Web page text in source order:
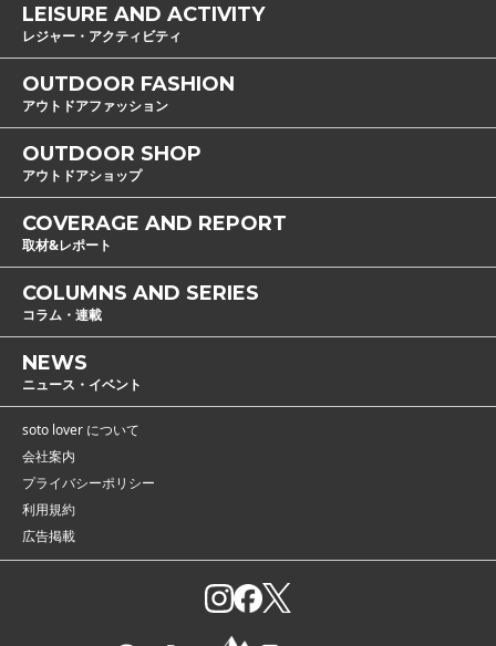
LEISURE AND ACTIVITY
レジャー・アクティビティ
OUTDOOR FASHION
アウトドアファッション
OUTDOOR SHOP
アウトドアショップ
COVERAGE AND REPORT
取材&レポート
COLUMNS AND SERIES
コラム・連載
NEWS
ニュース・イベント
soto lover について
会社案内
プライバシーポリシー
利用規約
広告掲載